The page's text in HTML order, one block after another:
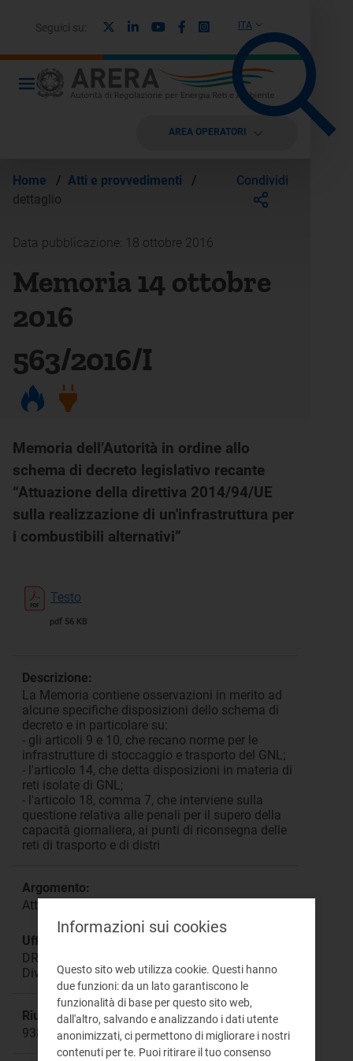
ITA
Seguici su: LinkedinYoutubeFacebook
Instagram
AREA OPERATORI
Home / Atti e provvedimenti
/
dettaglio
Condividi
Data pubblicazione: 18 ottobre 2016
Memoria 14 ottobre
2016
563/2016/I
Memoria dell’Autorità in ordine allo
schema di decreto legislativo recante
“Attuazione della direttiva 2014/94/UE
sulla realizzazione di un'infrastruttura per
i combustibili alternativi”
Testo
pdf 56 KB
Descrizione:
La Memoria contiene osservazioni in merito ad
alcune specifiche disposizioni dello schema di
decreto e in particolare su:
- gli articoli 9 e 10, che recano norme per le
infrastrutture di stoccaggio e trasporto del GNL;
- l'articolo 14, che detta disposizioni in materia di
reti isolate di GNL;
- l'articolo 18, comma 7, che interviene sulla
questione relativa alle penali per il supero della
capacità giornaliera, ai punti di riconsegna delle
reti di trasporto e di distri
Argomento:
Attuazione direttiva 2014/94/UE
Ufficio responsabile:
DREI Direzione Relazioni Esterne e Istituzionali,
Divulgazione e Documentazione
Riunione:
938
Informazioni sui cookies
Questo sito web utilizza cookie. Questi hanno
due funzioni: da un lato garantiscono le
funzionalità di base per questo sito web,
dall'altro, salvando e analizzando i dati utente
anonimizzati, ci permettono di migliorare i nostri
contenuti per te. Puoi ritirare il tuo consenso